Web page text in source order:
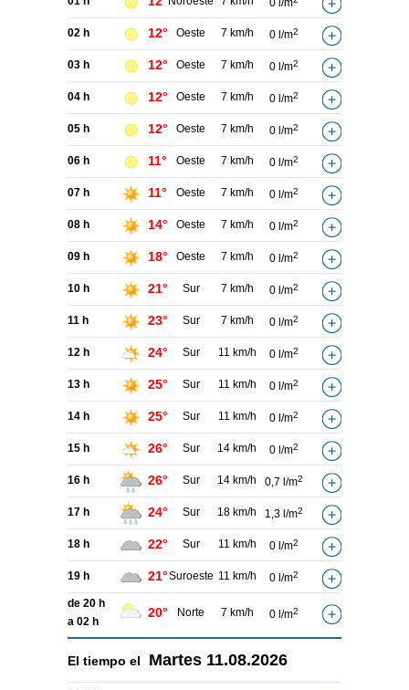
0 l/m
02 h 12° Oeste 7 km/h 0 l/m2
03 h 12° Oeste 7 km/h 0 l/m2
04 h 12° Oeste 7 km/h 0 l/m2
05 h 12° Oeste 7 km/h 0 l/m2
06 h 11° Oeste 7 km/h 0 l/m2
07 h 11° Oeste 7 km/h 0 l/m2
08 h 14° Oeste 7 km/h 0 l/m2
09 h 18° Oeste 7 km/h 0 l/m2
10 h 21° Sur 7 km/h 0 l/m2
11 h 23° Sur 7 km/h 0 l/m2
12 h 24° Sur 11 km/h 0 l/m2
13 h 25° Sur 11 km/h 0 l/m2
14 h 25° Sur 11 km/h 0 l/m2
15 h 26° Sur 14 km/h 0 l/m2
16 h 26° Sur 14 km/h 0,7 l/m2
17 h 24° Sur 18 km/h 1,3 l/m2
18 h 22° Sur 11 km/h 0 l/m2
19 h 21°Suroeste 11 km/h 0 l/m2
de 20 h
a 02 h
20° Norte 7 km/h 0 l/m2
El tiempo el Martes 11.08.2026